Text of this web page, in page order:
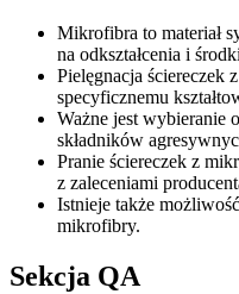
Mikrofibra to materiał
na odkształcenia i
Pielęgnacja ściereczek
specyficznemu
Ważne jest wybieranie
składników
Pranie ściereczek z
z zaleceniami
Istnieje także
mikrofibry.
Sekcja QA